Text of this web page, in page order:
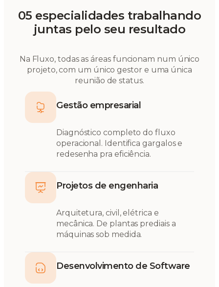
05 especialidades trabalhando
juntas pelo seu resultado
Na Fluxo, todas as áreas funcionam num único
projeto, com um único gestor e uma única
reunião de status.
Gestão empresarial
Diagnóstico completo do fluxo
operacional. Identifica gargalos e
redesenha pra eficiência.
Projetos de engenharia
Arquitetura, civil, elétrica e
mecânica. De plantas prediais a
máquinas sob medida.
Desenvolvimento de Software